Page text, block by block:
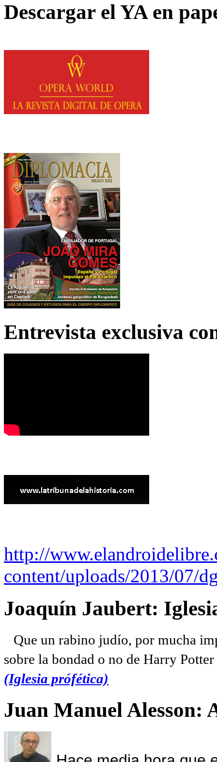
Descargar el YA en
Entrevista exclusiva
http://
content/uploads/2013/07/
Joaquín Jaubert:
Que un rabino judío, por mucha
sobre la bondad o no de Harry
(Iglesia prófética)
Juan Manuel Alesson: